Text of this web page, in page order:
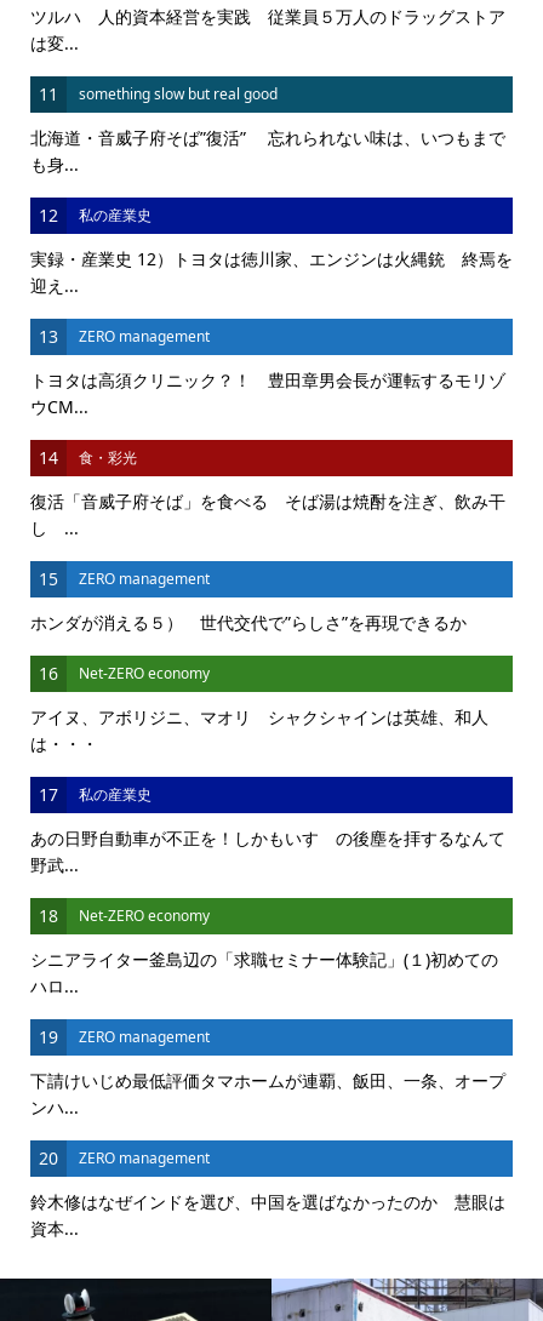
ツルハ 人的資本経営を実践 従業員５万人のドラッグストア
は変...
11 something slow but real good
北海道・音威子府そば”復活” 忘れられない味は、いつもまで
も身...
12 私の産業史
実録・産業史 12）トヨタは徳川家、エンジンは火縄銃 終焉を
迎え...
13 ZERO management
トヨタは高須クリニック？！ 豊田章男会長が運転するモリゾ
ウCM...
14 食・彩光
復活「音威子府そば」を食べる そば湯は焼酎を注ぎ、飲み干
し ...
15 ZERO management
ホンダが消える５） 世代交代で”らしさ”を再現できるか
16 Net-ZERO economy
アイヌ、アボリジニ、マオリ シャクシャインは英雄、和人
は・・・
17 私の産業史
あの日野自動車が不正を！しかもいすゞの後塵を拝するなんて
野武...
18 Net-ZERO economy
シニアライター釜島辺の「求職セミナー体験記」(１)初めての
ハロ...
19 ZERO management
下請けいじめ最低評価タマホームが連覇、飯田、一条、オープ
ンハ...
20 ZERO management
鈴木修はなぜインドを選び、中国を選ばなかったのか 慧眼は
資本...